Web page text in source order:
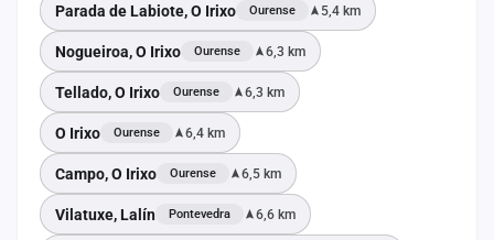
Parada de Labiote, O Irixo Ourense 5,4 km
Nogueiroa, O Irixo Ourense 6,3 km
Tellado, O Irixo Ourense 6,3 km
O Irixo Ourense 6,4 km
Campo, O Irixo Ourense 6,5 km
Vilatuxe, Lalín Pontevedra 6,6 km